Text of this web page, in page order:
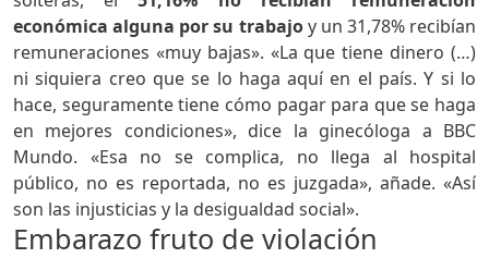
económica alguna por su trabajoy un 31,78% recibían
remuneraciones «muy bajas». «La que tiene dinero (…)
ni siquiera creo que se lo haga aquí en el país. Y si lo
hace, seguramente tiene cómo pagar para que se haga
en mejores condiciones», dice la ginecóloga a BBC
Mundo. «Esa no se complica, no llega al hospital
público, no es reportada, no es juzgada», añade. «Así
son las injusticias y la desigualdad social».
Embarazo fruto de violación